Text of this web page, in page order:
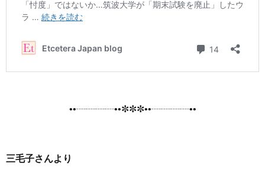
••┈┈┈┈••✼✼✼••┈┈┈┈••
三毛子さんより